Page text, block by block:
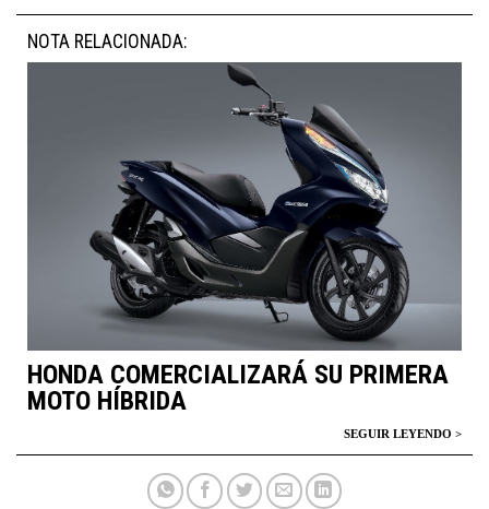
NOTA RELACIONADA:
HONDA COMERCIALIZARÁ SU PRIMERA
MOTO HÍBRIDA